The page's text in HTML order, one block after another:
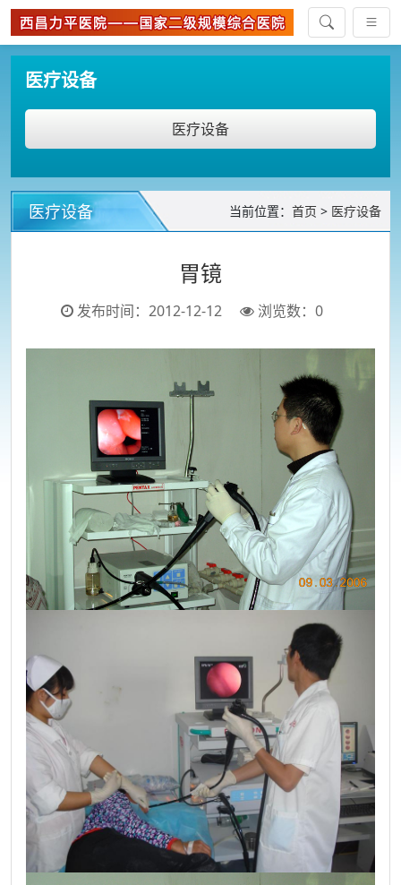
医疗设备
医疗设备
医疗设备 当前位置： 首页 > 医疗设备
胃镜
发布时间：2012-12-12 浏览数： 0